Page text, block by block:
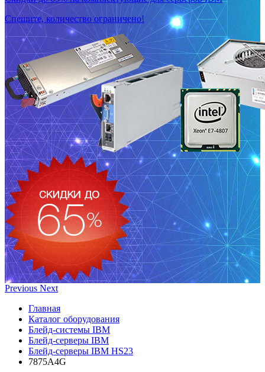
Спешите, количество ограничено!
Previous Next
Главная
Каталог оборудования
Блейд-системы IBM
Блейд-серверы IBM
Блейд-серверы IBM HS23
7875A4G